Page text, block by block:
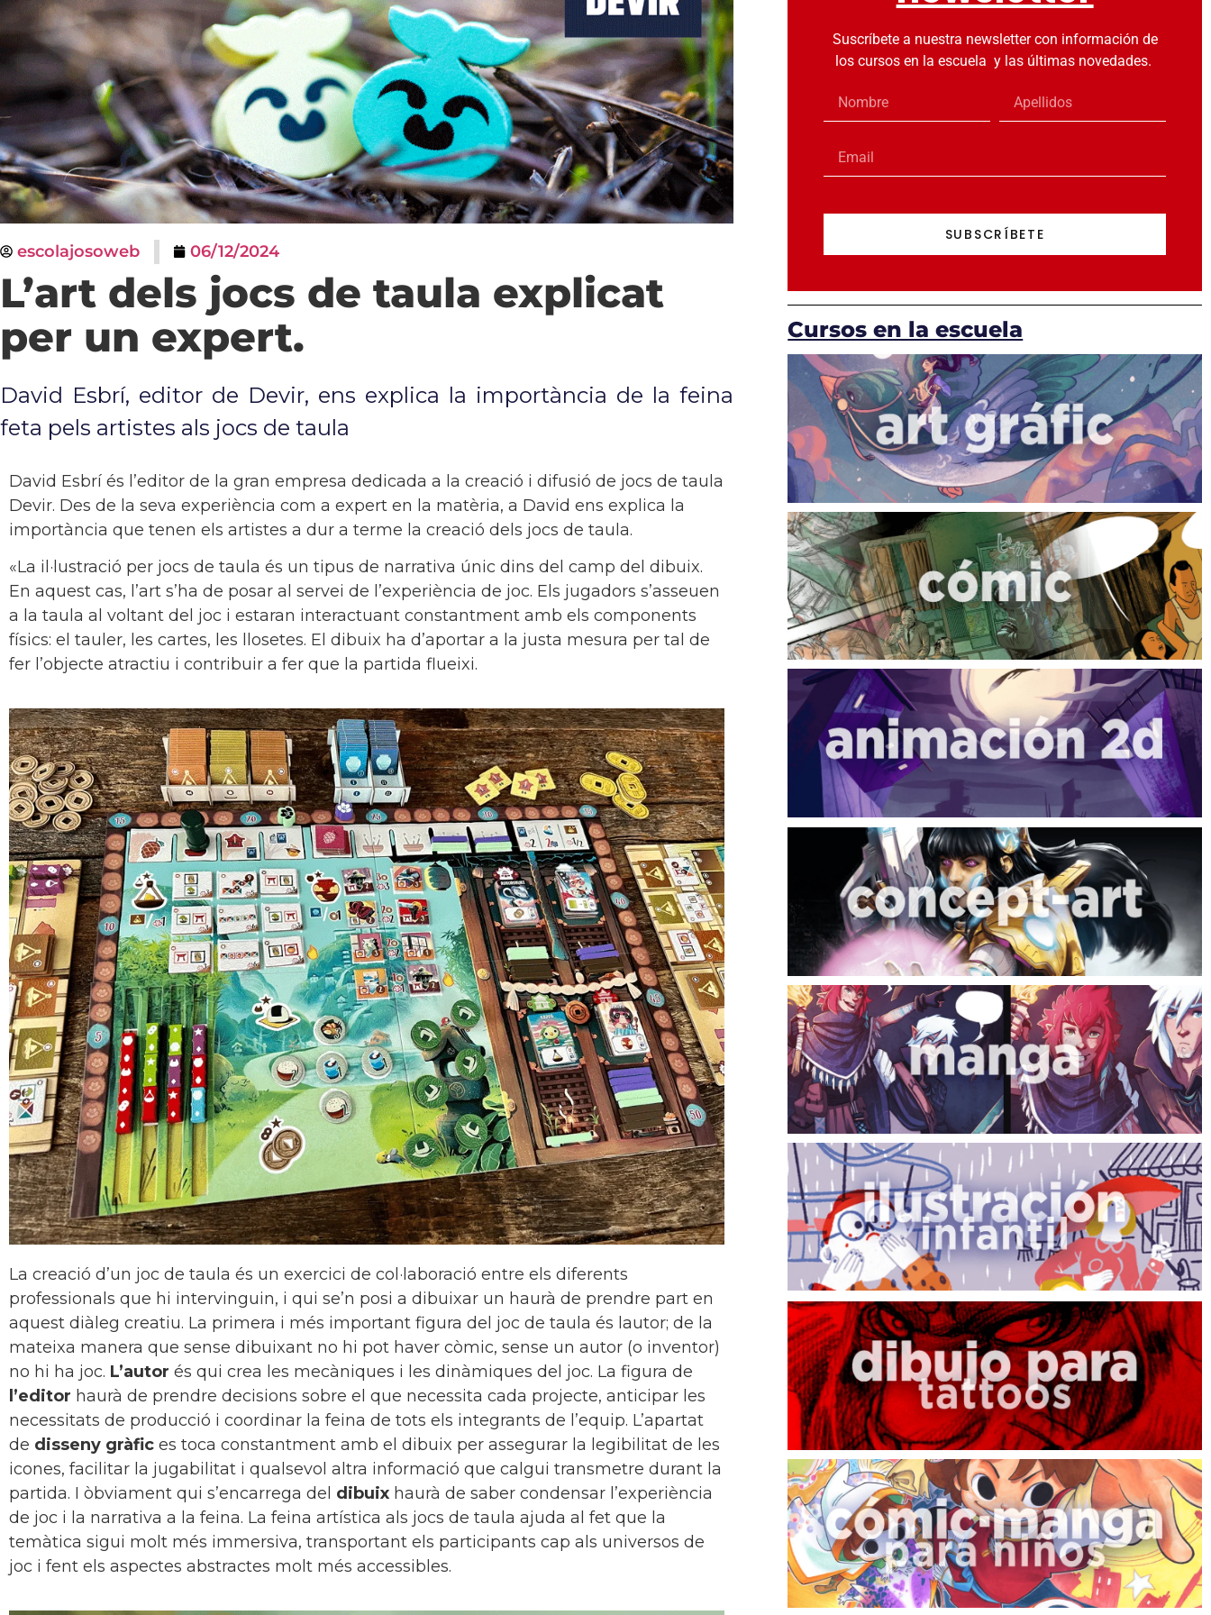
escolajosoweb 06/12/2024
L’art dels jocs de taula explicat
per un expert.
David Esbrí, editor de Devir, ens explica la importància de la feina
feta pels artistes als jocs de taula
David Esbrí és l’editor de la gran empresa dedicada a la creació i difusió de jocs de taula
Devir. Des de la seva experiència com a expert en la matèria, a David ens explica la
importància que tenen els artistes a dur a terme la creació dels jocs de taula.
«La il·lustració per jocs de taula és un tipus de narrativa únic dins del camp del dibuix.
En aquest cas, l’art s’ha de posar al servei de l’experiència de joc. Els jugadors s’asseuen
a la taula al voltant del joc i estaran interactuant constantment amb els components
físics: el tauler, les cartes, les llosetes. El dibuix ha d’aportar a la justa mesura per tal de
fer l’objecte atractiu i contribuir a fer que la partida flueixi.
La creació d’un joc de taula és un exercici de col·laboració entre els diferents
professionals que hi intervinguin, i qui se’n posi a dibuixar un haurà de prendre part en
aquest diàleg creatiu. La primera i més important figura del joc de taula és lautor; de la
mateixa manera que sense dibuixant no hi pot haver còmic, sense un autor (o inventor)
no hi ha joc. L’autor és qui crea les mecàniques i les dinàmiques del joc. La figura de
l’editor haurà de prendre decisions sobre el que necessita cada projecte, anticipar les
necessitats de producció i coordinar la feina de tots els integrants de l’equip. L’apartat
de disseny gràfic es toca constantment amb el dibuix per assegurar la legibilitat de les
icones, facilitar la jugabilitat i qualsevol altra informació que calgui transmetre durant la
partida. I òbviament qui s’encarrega del dibuix haurà de saber condensar l’experiència
de joc i la narrativa a la feina. La feina artística als jocs de taula ajuda al fet que la
temàtica sigui molt més immersiva, transportant els participants cap als universos de
joc i fent els aspectes abstractes molt més accessibles.
Suscríbete a nuestra newsletter con información de
los cursos en la escuela y las últimas novedades.
SUBSCRÍBETE
Cursos en la escuela